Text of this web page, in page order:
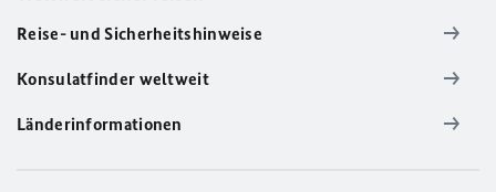
Reise- und Sicherheitshinweise
Konsulatfinder weltweit
Länderinformationen